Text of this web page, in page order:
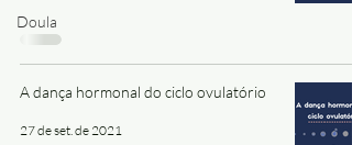
Doula
A dança hormonal do ciclo ovulatório
27 de set. de 2021